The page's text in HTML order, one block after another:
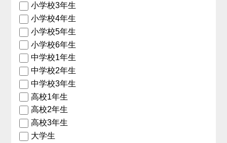
小学校3年生
小学校4年生
小学校5年生
小学校6年生
中学校1年生
中学校2年生
中学校3年生
高校1年生
高校2年生
高校3年生
大学生